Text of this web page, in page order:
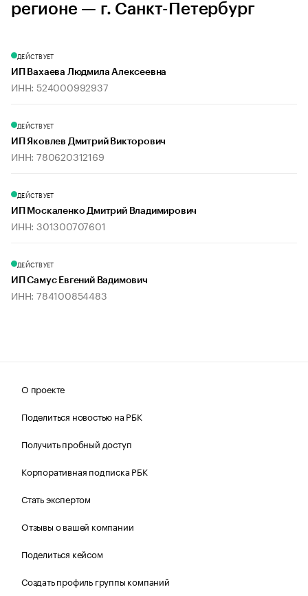
регионе — г. Санкт-Петербург
ДЕЙСТВУЕТ
ИП Вахаева Людмила Алексеевна
ИНН: 524000992937
ДЕЙСТВУЕТ
ИП Яковлев Дмитрий Викторович
ИНН: 780620312169
ДЕЙСТВУЕТ
ИП Москаленко Дмитрий Владимирович
ИНН: 301300707601
ДЕЙСТВУЕТ
ИП Самус Евгений Вадимович
ИНН: 784100854483
О проекте
Поделиться новостью на РБК
Получить пробный доступ
Корпоративная подписка РБК
Стать экспертом
Отзывы о вашей компании
Поделиться кейсом
Создать профиль группы компаний